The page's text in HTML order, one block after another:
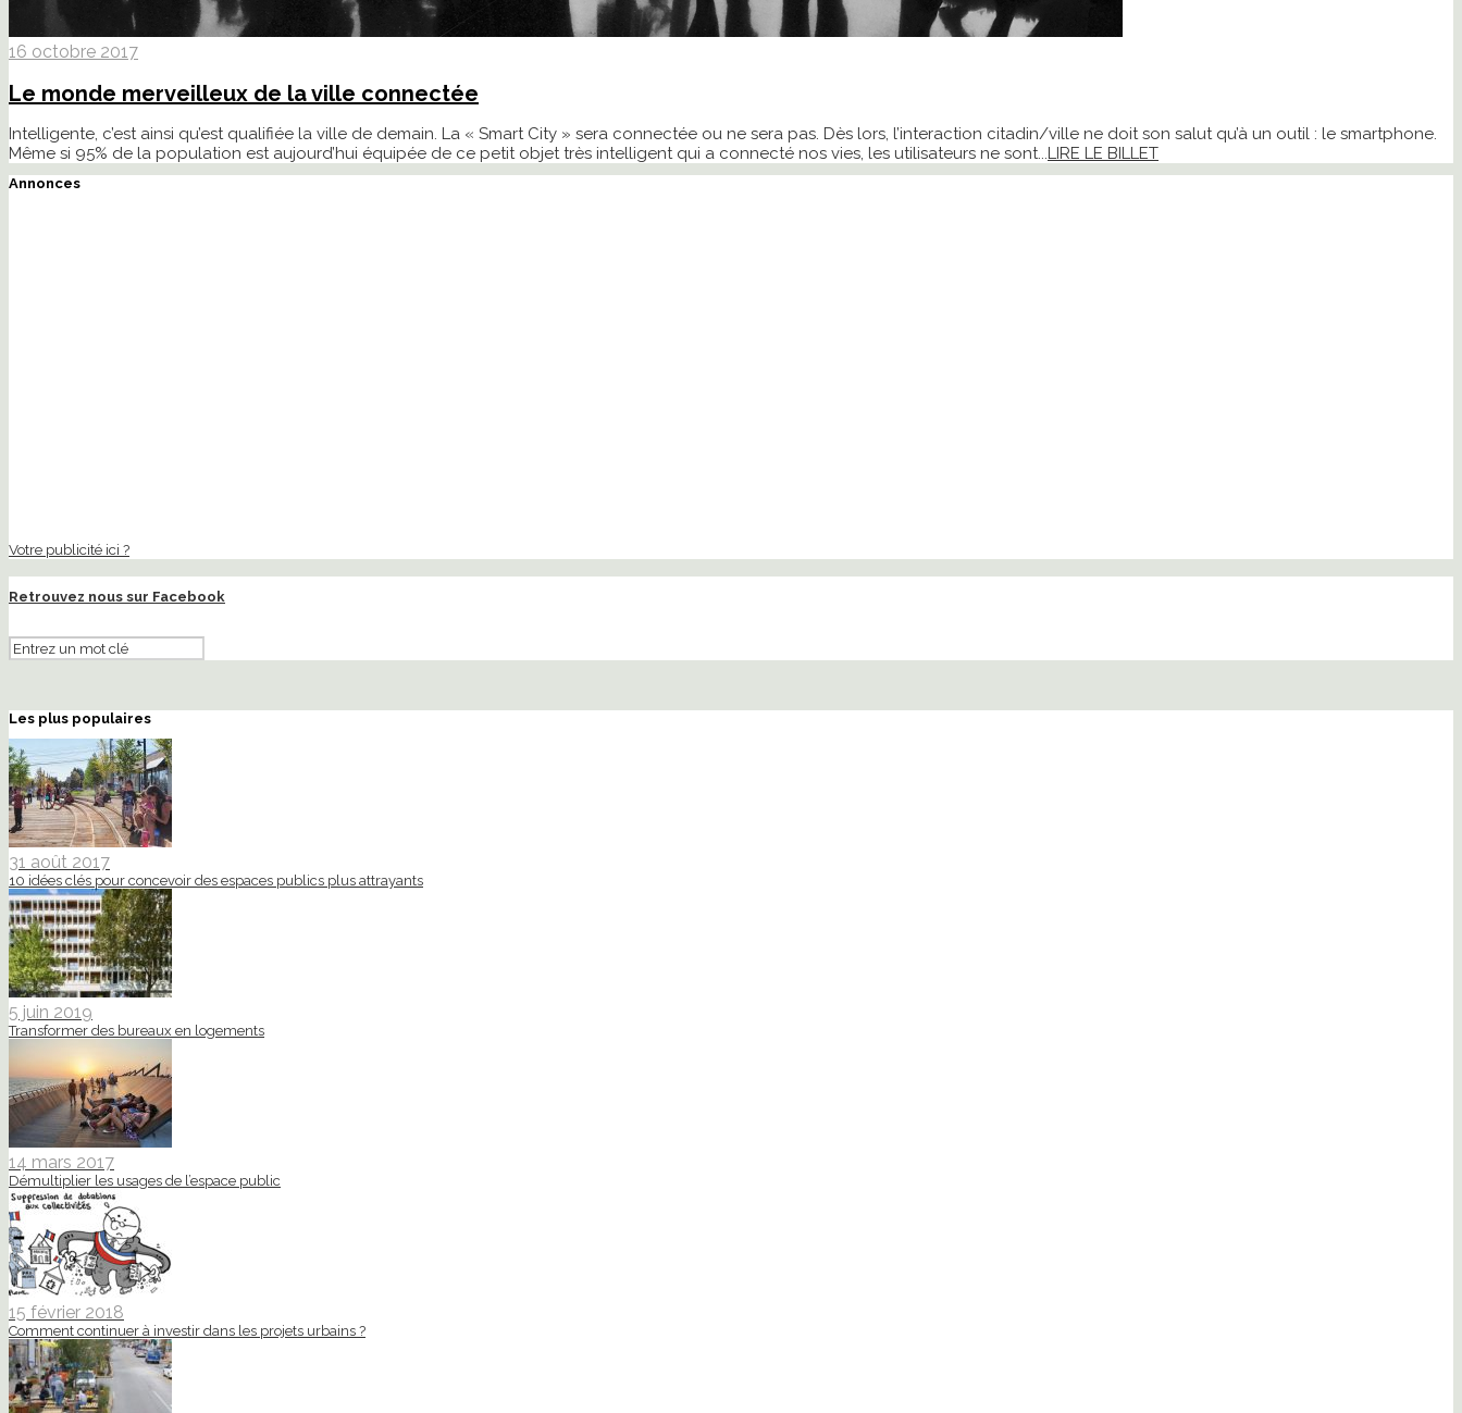
16 octobre 2017
Le monde merveilleux de la ville connectée
Intelligente, c’est ainsi qu’est qualifiée la ville de demain. La « Smart City » sera connectée ou ne sera pas. Dès lors, l’interaction citadin/ville ne doit son salut qu’à un outil : le smartphone.
Même si 95% de la population est aujourd’hui équipée de ce petit objet très intelligent qui a connecté nos vies, les utilisateurs ne sont...LIRE LE BILLET
Annonces
Votre publicité ici ?
Retrouvez nous sur Facebook
Les plus populaires
31 août 2017
10 idées clés pour concevoir des espaces publics plus attrayants
5 juin 2019
Transformer des bureaux en logements
14 mars 2017
Démultiplier les usages de l’espace public
15 février 2018
Comment continuer à investir dans les projets urbains ?